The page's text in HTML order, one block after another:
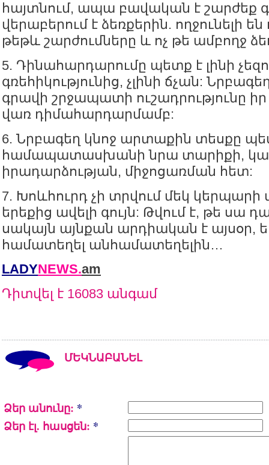
հայտնում, ապա բավական է շարժեք
վերաբերում է ձեռքերին. ողջունելի
թեթև շարժումները և ոչ թե ամբողջ
5. Դինահարդարումը պետք է լինի
գռեհիկությունից, չլինի ճչան:
գրավի շրջապատի ուշադրությունը
վառ դիմահարդարմամբ:
6. Նրբագեղ կնոջ արտաքին տեսքը
համապատասխանի նրա տարիքի,
իրադարձության, միջոցառման հետ:
7. Խոևհուրդ չի տրվում մեկ կերպարի
երեքից ավելի գույն: Թվում է, թե սա
սակայն այնքան արդիական է այսօր,
համատեղել անհամատեղելին…
LADYNEWS.am
Դիտվել է 16083 անգամ
ՄԵԿՆԱԲԱՆԵԼ
Ձեր անունը: *
Ձեր էլ. հասցեն: *